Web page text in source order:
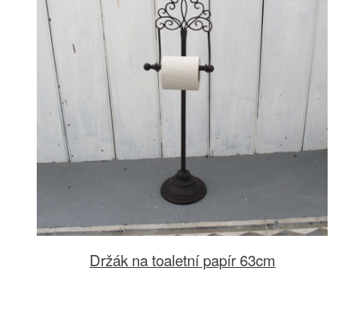
Držák na toaletní papír 63cm